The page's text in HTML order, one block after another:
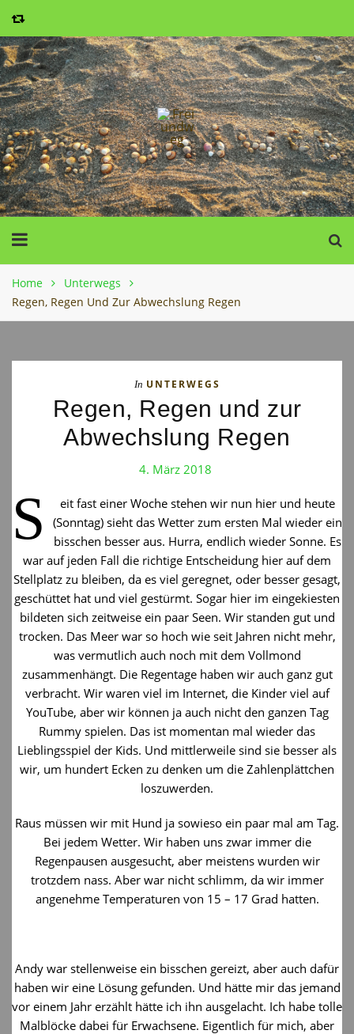
Home
Unterwegs
Regen, Regen Und Zur Abwechslung Regen
In UNTERWEGS
Regen, Regen und zur
Abwechslung Regen
4. März 2018
S
eit fast einer Woche stehen wir nun hier und heute
(Sonntag) sieht das Wetter zum ersten Mal wieder ein
bisschen besser aus. Hurra, endlich wieder Sonne. Es
war auf jeden Fall die richtige Entscheidung hier auf dem
Stellplatz zu bleiben, da es viel geregnet, oder besser gesagt,
geschüttet hat und viel gestürmt. Sogar hier im eingekiesten
bildeten sich zeitweise ein paar Seen. Wir standen gut und
trocken. Das Meer war so hoch wie seit Jahren nicht mehr,
was vermutlich auch noch mit dem Vollmond
zusammenhängt. Die Regentage haben wir auch ganz gut
verbracht. Wir waren viel im Internet, die Kinder viel auf
YouTube, aber wir können ja auch nicht den ganzen Tag
Rummy spielen. Das ist momentan mal wieder das
Lieblingsspiel der Kids. Und mittlerweile sind sie besser als
wir, um hundert Ecken zu denken um die Zahlenplättchen
loszuwerden.
Raus müssen wir mit Hund ja sowieso ein paar mal am Tag.
Bei jedem Wetter. Wir haben uns zwar immer die
Regenpausen ausgesucht, aber meistens wurden wir
trotzdem nass. Aber war nicht schlimm, da wir immer
angenehme Temperaturen von 15 – 17 Grad hatten.
Andy war stellenweise ein bisschen gereizt, aber auch dafür
haben wir eine Lösung gefunden. Und hätte mir das jemand
vor einem Jahr erzählt hätte ich ihn ausgelacht. Ich habe tolle
Malblöcke dabei für Erwachsene. Eigentlich für mich, aber